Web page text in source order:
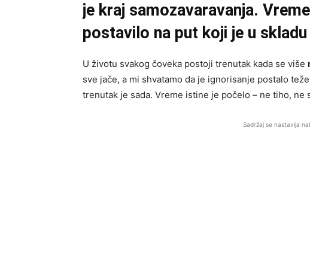
je kraj samozavaravanja.
postavilo na put koji je u
U životu svakog čoveka postoji trenutak kada se više
sve jače, a mi shvatamo da je ignorisanje postalo
trenutak je sada. Vreme istine je počelo – ne tiho,
Sadržaj se nastavlja